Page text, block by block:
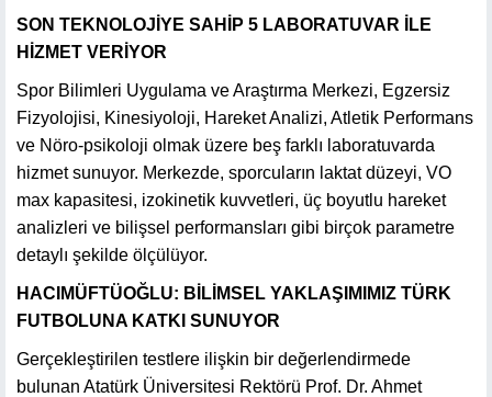
SON TEKNOLOJİYE SAHİP 5 LABORATUVAR İLE
HİZMET VERİYOR
Spor Bilimleri Uygulama ve Araştırma Merkezi, Egzersiz
Fizyolojisi, Kinesiyoloji, Hareket Analizi, Atletik Performans
ve Nöro-psikoloji olmak üzere beş farklı laboratuvarda
hizmet sunuyor. Merkezde, sporcuların laktat düzeyi, VO
max kapasitesi, izokinetik kuvvetleri, üç boyutlu hareket
analizleri ve bilişsel performansları gibi birçok parametre
detaylı şekilde ölçülüyor.
HACIMÜFTÜOĞLU: BİLİMSEL YAKLAŞIMIMIZ TÜRK
FUTBOLUNA KATKI SUNUYOR
Gerçekleştirilen testlere ilişkin bir değerlendirmede
bulunan Atatürk Üniversitesi Rektörü Prof. Dr. Ahmet